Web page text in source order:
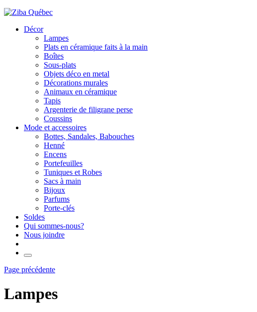
Décor
Lampes
Plats en céramique faits à la main
Boîtes
Sous-plats
Objets déco en metal
Décorations murales
Animaux en céramique
Tapis
Argenterie de filigrane perse
Coussins
Mode et accessoires
Bottes, Sandales, Babouches
Henné
Encens
Portefeuilles
Tuniques et Robes
Sacs à main
Bijoux
Parfums
Porte-clés
Soldes
Qui sommes-nous?
Nous joindre
Page précédente
Lampes